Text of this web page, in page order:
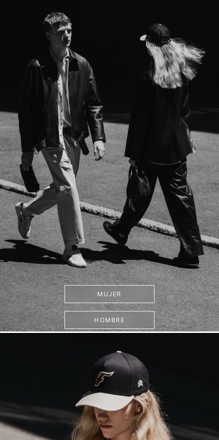
MUJER
HOMBRE